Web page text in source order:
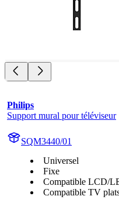
Philips
Support mural pour téléviseur
SQM3440/01
Universel
Fixe
Compatible LCD/
Compatible TV